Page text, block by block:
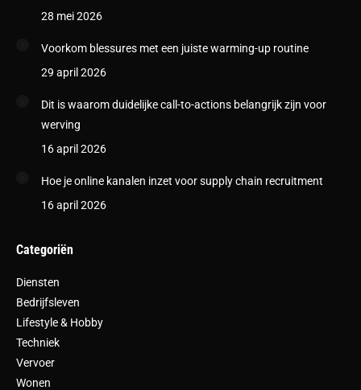
28 mei 2026
Voorkom blessures met een juiste warming-up routine
29 april 2026
Dit is waarom duidelijke call-to-actions belangrijk zijn voor
werving
16 april 2026
Hoe je online kanalen inzet voor supply chain recruitment
16 april 2026
Categoriën
Diensten
Bedrijfsleven
Lifestyle & Hobby
Techniek
Vervoer
Wonen